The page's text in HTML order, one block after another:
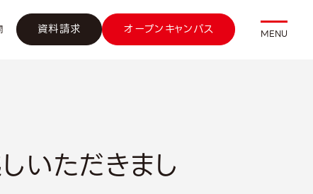
資料請求 オープンキャンパス MENU
いただきまし